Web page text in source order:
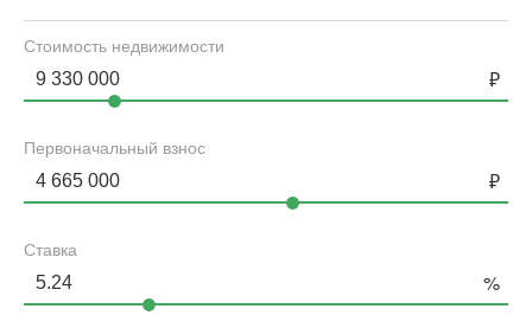
Стоимость недвижимости
Первоначальный взнос
Ставка